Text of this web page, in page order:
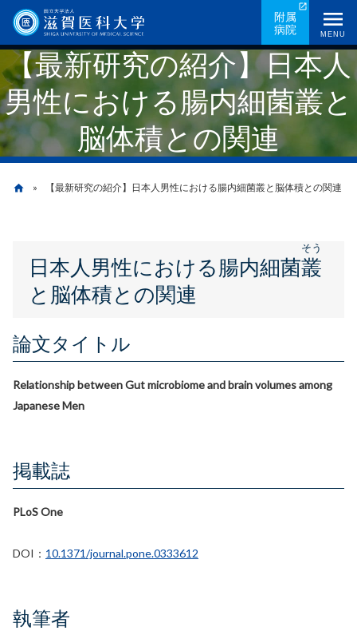
ン
コ
ン
テ
ン
ツ
附属
病院
MENU
【最新研究の紹介】日本人
男性における腸内細菌叢と
脳体積との関連
ン
く
ず
home 【最新研究の紹介】日本人男性における腸内細菌叢と脳体積との関連
日本人男性における腸内細菌叢
そう
と脳体積との関連
論文タイトル
Relationship between Gut microbiome and brain volumes among
Japanese Men
掲載誌
PLoS One
DOI： 10.1371/journal.pone.0333612
執筆者